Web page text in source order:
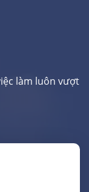
làm luôn vượt